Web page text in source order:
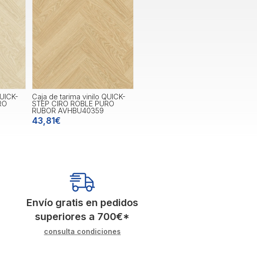
Caja de tarima vinilo QUICK-
STEP CIRO ROBLE PURO
RUBOR AVHBU40359
43,81€
Envío gratis en pedidos
superiores a 700€*
consulta condiciones